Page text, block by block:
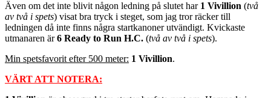
Även om det inte blivit någon ledning på slutet har 1 Vivillion (två
av två i spets) visat bra tryck i steget, som jag tror räcker till
ledningen då inte finns några startkanoner utvändigt. Kvickaste
utmanaren är6 Ready to Run H.C. (två av två i spets).
Min spetsfavorit efter 500 meter: 1 Vivillion.
VÄRT ATT NOTERA: